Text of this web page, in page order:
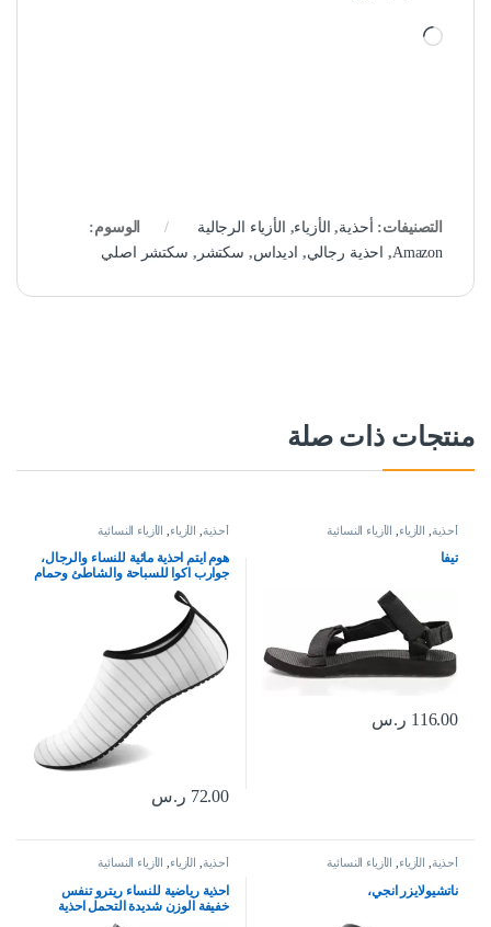
جاري التحميل…
التصنيفات: أحذية, الأزياء, الأزياء الرجالية
الوسوم:
Amazon
, احذية رجالي, اديداس, سكتشر , سكتشر اصلي
منتجات ذات صلة
أحذية الأزياء الأزياء النسائية
تيفا
116.00 ر.س
أحذية الأزياء الأزياء النسائية
هوم ايتم احذية مائية للنساء والرجال،
جوارب اكوا للسباحة والشاطئ وحمام
السباحة والنهر سهلة الارتداء وسريعة
الجفاف للعطلات والرحلات البحرية
من ملحقات اساسيات اليوجا والكاياك
72.00 ر.س
أحذية الأزياء الأزياء النسائية
ناتشيولايزر انجي،
أحذية الأزياء الأزياء النسائية
احذية رياضية للنساء ريترو تنفس
خفيفة الوزن شديدة التحمل احذية
رياضية جلدية غير رسمية من جولدن